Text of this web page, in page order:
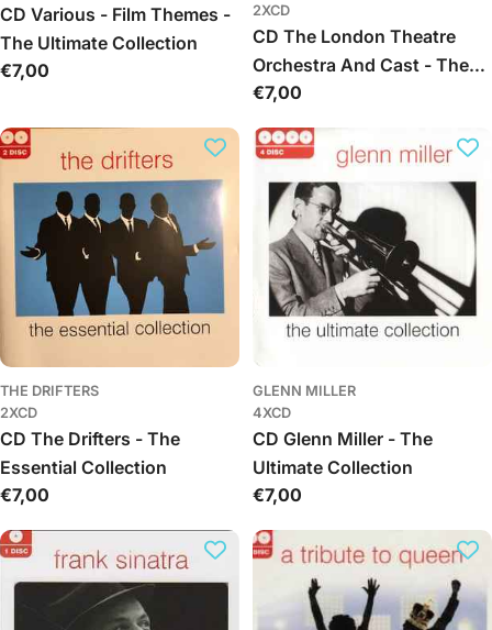
CD Various - Film Themes -
The Ultimate Collection
Обычная
€7,00
2XCD
CD The London Theatre
Orchestra And Cast - The
Musicals: The Essential
Обычная
€7,00
THE DRIFTERS
2XCD
CD The Drifters - The
Essential Collection
Обычная
€7,00
GLENN MILLER
4XCD
CD Glenn Miller - The
Ultimate Collection
Обычная
€7,00